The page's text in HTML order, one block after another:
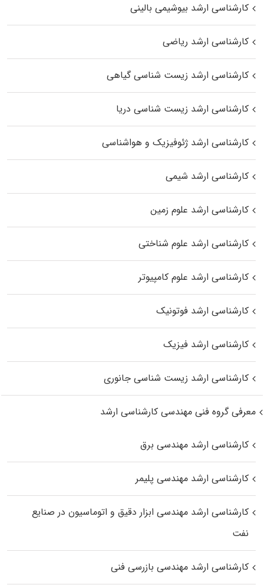
کارشناسی ارشد بیوشیمی بالینی
کارشناسی ارشد ریاضی
کارشناسی ارشد زیست‌ شناسی گیاهی
کارشناسی ارشد زیست‌ شناسی دریا
کارشناسی ارشد ژئوفیزیک و هواشناسی
کارشناسی ارشد شیمی
کارشناسی ارشد علوم زمین
کارشناسی ارشد علوم شناختی
کارشناسی ارشد علوم کامپیوتر
کارشناسی ارشد فوتونیک
کارشناسی ارشد فیزیک
کارشناسی ارشد زیست‌ شناسی جانوری
معرفی گروه فنی مهندسی کارشناسی ارشد
کارشناسی ارشد مهندسی برق
کارشناسی ارشد مهندسی پلیمر
کارشناسی ارشد مهندسی ابزار دقیق و اتوماسیون در صنایع
نفت
کارشناسی ارشد مهندسی بازرسی فنی